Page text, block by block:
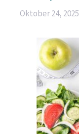
Oktober 24, 2025